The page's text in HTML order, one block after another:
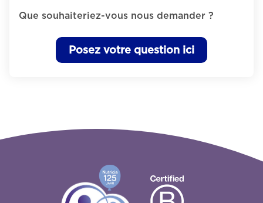
Que souhaiteriez-vous nous demander ?
Posez votre question ici